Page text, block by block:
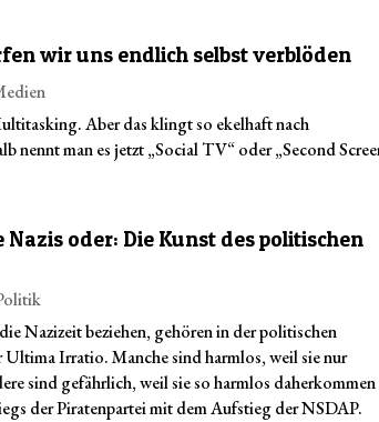
wir uns endlich selbst verblöden
Aber das klingt so ekelhaft nach
nennt man es jetzt „Social TV“ oder „Second
Nazis oder: Die Kunst des politischen
Nazizeit beziehen, gehören in der politischen
Ultima Irratio. Manche sind harmlos, weil sie nur
sind gefährlich, weil sie so harmlos
der Piratenpartei mit dem Aufstieg der NSDAP.